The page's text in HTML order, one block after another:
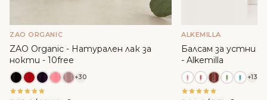
ZAO ORGANIC
ZAO Organic - Натурален лак за
нокти - 10free
+30
ALKEMILLA
Балсам за устни с
- Alkemilla
+13